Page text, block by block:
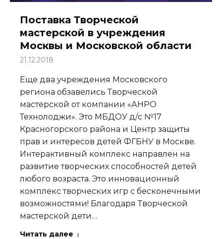
Поставка Творческой
мастерской в учреждения
Москвы и Московской области
21.12.2018
Еще два учреждения Московского
региона обзавелись Творческой
мастерской от компании «АНРО
Технолоджи». Это МБДОУ д/с №17
Красногорского района и Центр защиты
прав и интересов детей ФГБНУ в Москве.
Интерактивный комплекс направлен на
развитие творческих способностей детей
любого возраста. Это инновационный
комплекс творческих игр с бесконечными
возможностями! Благодаря Творческой
мастерской дети…
Читать далее